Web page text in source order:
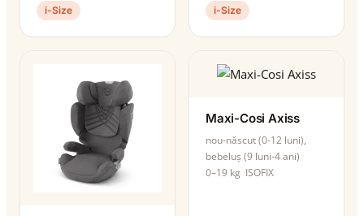
i-Size i-Size
Maxi-Cosi Axiss
nou-născut (0-12 luni),
bebeluș (9 luni-4 ani)
0–19 kg ISOFIX